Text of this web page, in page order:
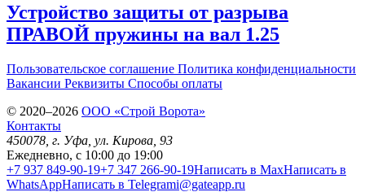
Устройство защиты от разрыва
ПРАВОЙ пружины на вал 1.25
Пользовательское соглашение Политика конфиденциальности
Вакансии Реквизиты Способы оплаты
© 2020–2026 OOO «Строй Ворота»
Контакты
450078 , г. Уфа ул. Кирова, 93
Ежедневно, с 10:00 до 19:00
+7 937 849-90-19+7 347 266-90-19Написать в MaxНаписать в
WhatsAppНаписать в Telegrami@gateapp.ru